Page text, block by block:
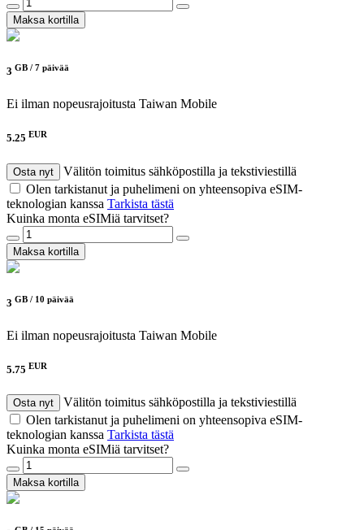
Maksa kortilla
3 GB / 7 päivää
Ei ilman nopeusrajoitusta Taiwan Mobile
5.25 EUR
Osta nyt
Välitön toimitus sähköpostilla ja tekstiviestillä
Olen tarkistanut ja puhelimeni on yhteensopiva eSIM-
teknologian kanssa Tarkista tästä
Kuinka monta eSIMiä tarvitset?
Maksa kortilla
3 GB / 10 päivää
Ei ilman nopeusrajoitusta Taiwan Mobile
5.75 EUR
Osta nyt
Välitön toimitus sähköpostilla ja tekstiviestillä
Olen tarkistanut ja puhelimeni on yhteensopiva eSIM-
teknologian kanssa Tarkista tästä
Kuinka monta eSIMiä tarvitset?
Maksa kortilla